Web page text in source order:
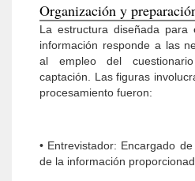
Organización y
La estructura diseñada para
información responde a las
al empleo del
captación. Las figuras
procesamiento fueron:
• Entrevistador: Encargado
de la información